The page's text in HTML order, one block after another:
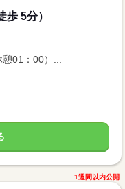
5分）
01：00）...
1週間以内公開